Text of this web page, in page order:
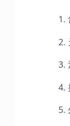
1.
2.
3.
4.
5.